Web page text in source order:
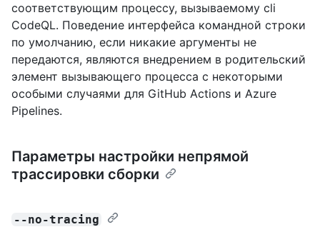
соответствующим процессу, вызываемому cli
CodeQL. Поведение интерфейса командной строки
по умолчанию, если никакие аргументы не
передаются, являются внедрением в родительский
элемент вызывающего процесса с некоторыми
особыми случаями для GitHub Actions и Azure
Pipelines.
Параметры настройки непрямой
трассировки сборки
--no-tracing